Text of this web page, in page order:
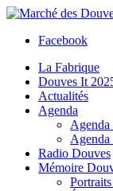
Facebook
La Fabrique
Douves It
Actualités
Agenda
Agenda
Agenda
Radio Douves
Mémoire